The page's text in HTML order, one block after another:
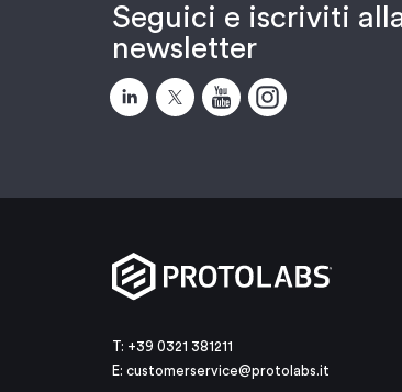
Seguici e iscriviti
newsletter
T: +39 0321 381211
E: customerservice@protolabs.it